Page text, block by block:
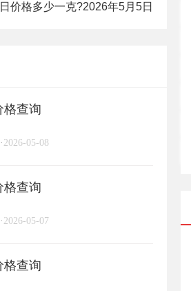
价格多少一克?2026年5月5日
格查询
· 2026-05-08
格查询
· 2026-05-07
格查询